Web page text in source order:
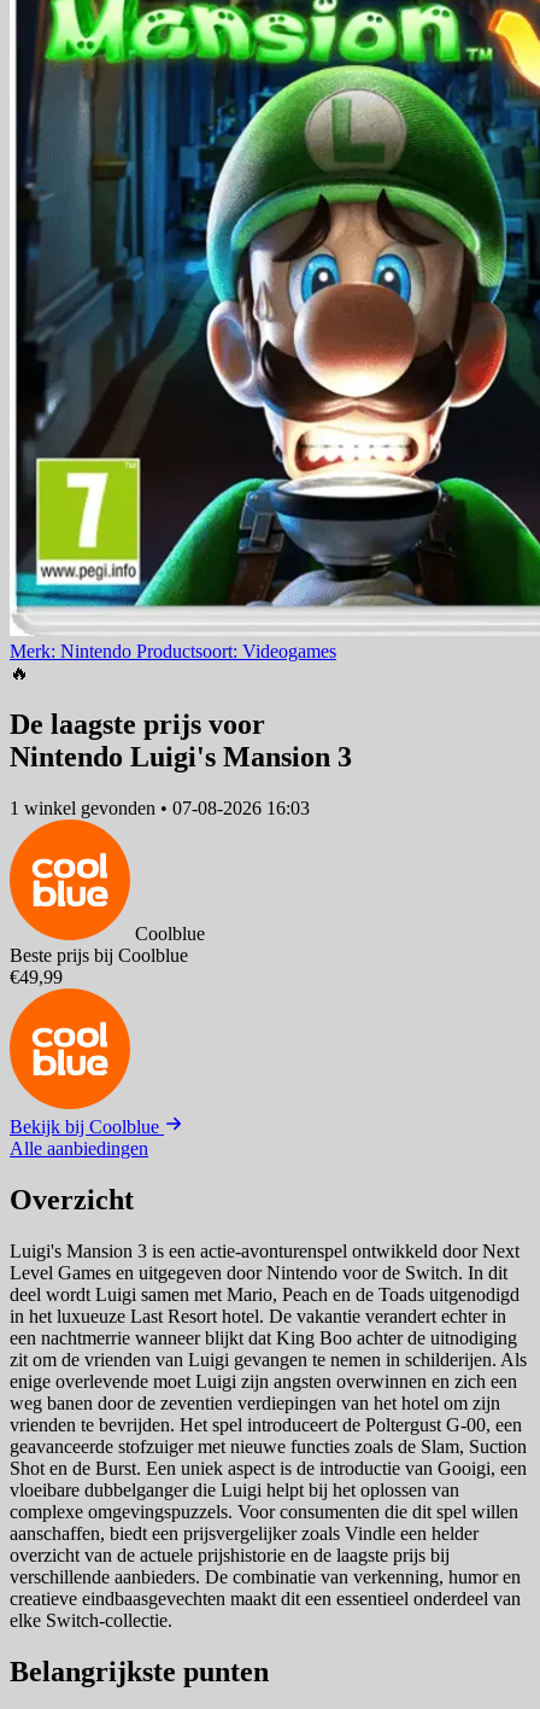
Merk: Nintendo Productsoort: Videogames
🔥
De laagste prijs voor
Nintendo Luigi's Mansion 3
1 winkel gevonden • 07-08-2026 16:03
Coolblue
Beste prijs bij Coolblue
€49,99
Bekijk bij Coolblue
Alle aanbiedingen
Overzicht
Luigi's Mansion 3 is een actie-avonturenspel ontwikkeld door Next
Level Games en uitgegeven door Nintendo voor de Switch. In dit
deel wordt Luigi samen met Mario, Peach en de Toads uitgenodigd
in het luxueuze Last Resort hotel. De vakantie verandert echter in
een nachtmerrie wanneer blijkt dat King Boo achter de uitnodiging
zit om de vrienden van Luigi gevangen te nemen in schilderijen. Als
enige overlevende moet Luigi zijn angsten overwinnen en zich een
weg banen door de zeventien verdiepingen van het hotel om zijn
vrienden te bevrijden. Het spel introduceert de Poltergust G-00, een
geavanceerde stofzuiger met nieuwe functies zoals de Slam, Suction
Shot en de Burst. Een uniek aspect is de introductie van Gooigi, een
vloeibare dubbelganger die Luigi helpt bij het oplossen van
complexe omgevingspuzzels. Voor consumenten die dit spel willen
aanschaffen, biedt een prijsvergelijker zoals Vindle een helder
overzicht van de actuele prijshistorie en de laagste prijs bij
verschillende aanbieders. De combinatie van verkenning, humor en
creatieve eindbaasgevechten maakt dit een essentieel onderdeel van
elke Switch-collectie.
Belangrijkste punten